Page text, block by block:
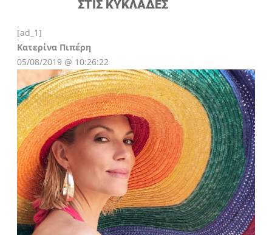
ΣΤΙΣ ΚΥΚΛΆΔΕΣ
[ad_1]
Kατερίνα Πιπέρη
05/08/2019 @ 10:26:22